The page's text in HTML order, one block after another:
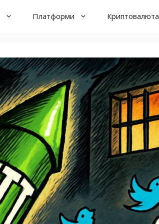
Платформи Криптовалюта